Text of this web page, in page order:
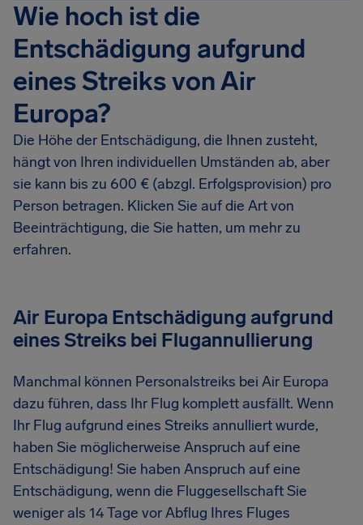
Wie hoch ist die
Entschädigung aufgrund
eines Streiks von Air
Europa?
Die Höhe der Entschädigung, die Ihnen zusteht,
hängt von Ihren individuellen Umständen ab, aber
sie kann bis zu 600 € (abzgl. Erfolgsprovision) pro
Person betragen. Klicken Sie auf die Art von
Beeinträchtigung, die Sie hatten, um mehr zu
erfahren.
Air Europa Entschädigung aufgrund
eines Streiks bei Flugannullierung
Manchmal können Personalstreiks bei Air Europa
dazu führen, dass Ihr Flug komplett ausfällt. Wenn
Ihr Flug aufgrund eines Streiks annulliert wurde,
haben Sie möglicherweise Anspruch auf eine
Entschädigung! Sie haben Anspruch auf eine
Entschädigung, wenn die Fluggesellschaft Sie
weniger als 14 Tage vor Abflug Ihres Fluges